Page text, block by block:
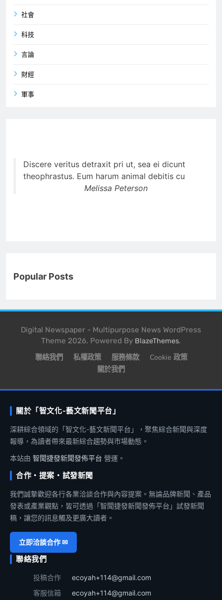
社會
科技
言論
財經
軍事
Discere veritus detraxit pri ut, sea ei dicunt
theophrastus. Eum harum animal debitis cu
Melissa Peterson
Popular Posts
Digital Newspaper - Multipurpose News WordPress
Theme 2026. Powered By BlazeThemes.
聯絡我們 私權政策 服務條款
Cookie 政策
關於我們
關於「智文化-藝文新聞平台」
深耕綜合領域的「智文化-藝文新聞平台」，聚焦綜合新聞與深度
報導，為讀者帶來最新綜合趨勢與市場動態。
本站由 智聞捷發新聞發佈平台 營運。
合作・提案・試發新聞
我們誠摯歡迎各行各業洽談合作與內容提案。無論品牌新聞、產品
發表或產業觀點，皆可透過「智聞捷發新聞發佈平台」試發新聞
稿，讓您的訊息觸及更廣大讀者。
立即洽談合作 ✉
聯絡我們
投稿合作
ecoyah+114@gmail.com
客服信箱
ecoyah+114@gmail.com